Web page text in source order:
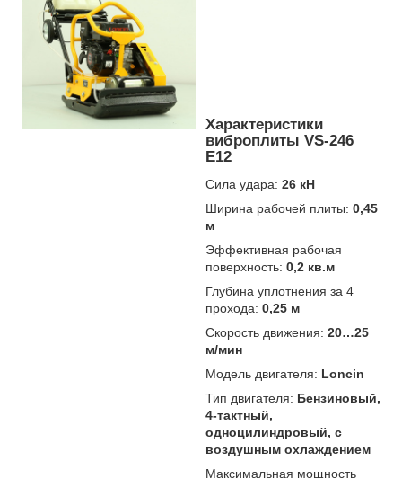
Характеристики
виброплиты VS-246
Е12
Сила удара: 26 кН
Ширина рабочей плиты: 0,45
м
Эффективная рабочая
поверхность: 0,2 кв.м
Глубина уплотнения за 4
прохода: 0,25 м
Скорость движения: 20…25
м/мин
Модель двигателя: Loncin
Тип двигателя: Бензиновый,
4-тактный,
одноцилиндровый, с
воздушным охлаждением
Максимальная мощность